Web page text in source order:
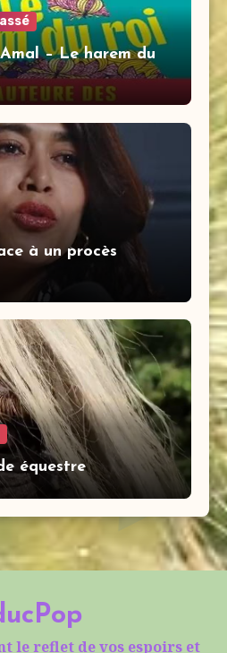
– Le harem du
à un procès
équestre
le reflet de vos espoirs et